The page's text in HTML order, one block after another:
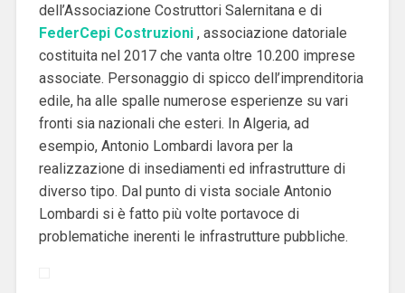
dell’Associazione Costruttori Salernitana e di
FederCepi Costruzioni , associazione datoriale
costituita nel 2017 che vanta oltre 10.200 imprese
associate. Personaggio di spicco dell’imprenditoria
edile, ha alle spalle numerose esperienze su vari
fronti sia nazionali che esteri. In Algeria, ad
esempio, Antonio Lombardi lavora per la
realizzazione di insediamenti ed infrastrutture di
diverso tipo. Dal punto di vista sociale Antonio
Lombardi si è fatto più volte portavoce di
problematiche inerenti le infrastrutture pubbliche.